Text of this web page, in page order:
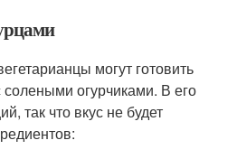
могут готовить
солеными огурчиками. В его
так что вкус не будет